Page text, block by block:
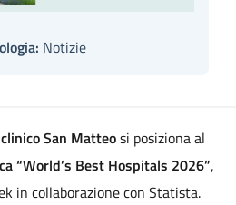
Notizie
San Matteosi posiziona al
“World’s Best Hospitals 2026”,
in collaborazione con Statista.